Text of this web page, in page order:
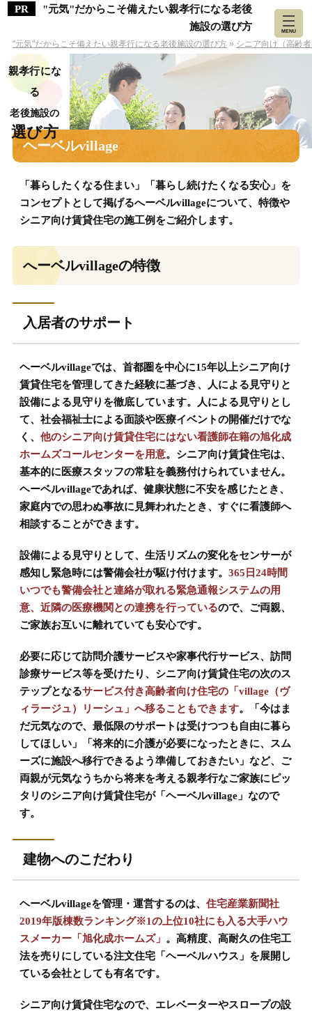
"元気"だからこそ備えたい親孝行になる老後
施設の選び方
"元気"だからこそ備えたい親孝行になる老後施設の選び方 » シニア向け（高齢
親孝行にな
る
老後施設の
選び方
MENU
ヘーベルvillage
「暮らしたくなる住まい」「暮らし続けたくなる安心」を
コンセプトとして掲げるへーベルvillageについて、特徴や
シニア向け賃貸住宅の施工例をご紹介します。
へーベルvillageの特徴
入居者のサポート
ヘーベルvillageでは、首都圏を中心に15年以上シニア向け
賃貸住宅を管理してきた経験に基づき、人による見守りと
設備による見守りを徹底しています。人による見守りとし
て、社会福祉士による面談や医療イベントの開催だけでな
く、 他のシニア向け賃貸住宅にはない看護師在籍の旭化成
ホームズコールセンターを用意。シニア向け賃貸住宅は、
基本的に医療スタッフの常駐を義務付けられていません。
ヘーベルvillageであれば、健康状態に不安を感じたとき、
家庭内での思わぬ事故に見舞われたとき、すぐに看護師へ
相談することができます。
設備による見守りとして、生活リズムの変化をセンサーが
感知し緊急時には警備会社が駆け付けます。 365日24時間
いつでも警備会社と連絡が取れる緊急通報システムの用
意、近隣の医療機関との連携を行っているので、ご両親、
ご家族お互いに離れていても安心です。
必要に応じて訪問介護サービスや家事代行サービス、訪問
診療サービス等を受けたり、シニア向け賃貸住宅の次のス
テップとなるサービス付き高齢者向け住宅の「village（ヴ
ィラージュ）リーシュ」へ移ることもできます。「今はま
だ元気なので、最低限のサポートは受けつつも自由に暮ら
してほしい」「将来的に介護が必要になったときに、スム
ーズに施設へ移行できるよう準備しておきたい」など、ご
両親が元気なうちから将来を考える親孝行なご家族にピッ
タリのシニア向け賃貸住宅が「ヘーベルvillage」なので
す。
建物へのこだわり
ヘーベルvillageを管理・運営するのは、 住宅産業新聞社
2019年版棟数ランキング※1の上位10社にも入る大手ハウ
スメーカー「旭化成ホームズ」 。高精度、高耐久の住宅工
法を売りにしている注文住宅「ヘーベルハウス」を展開し
ている会社としても有名です。
シニア向け賃貸住宅なので、エレベーターやスロープの設